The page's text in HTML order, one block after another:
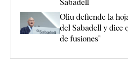
Sabadell
Oliu defiende la
del Sabadell y dice
de fusiones"